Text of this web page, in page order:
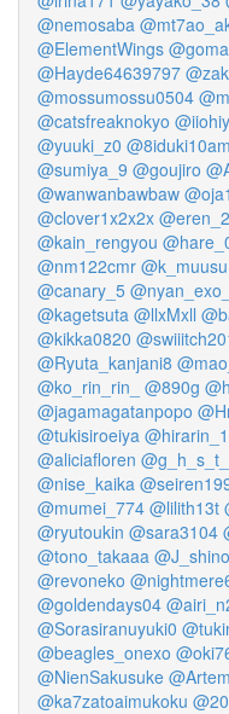
@nemosaba
@ElementWings
@Hayde64639797
@mossumossu0504
@catsfreaknokyo
@yuuki_z0
@sumiya_9 @goujiro
@wanwanbawbaw
@clover1x2x2x
@kain_rengyou
@nm122cmr @k_muusu
@canary_5
@kagetsuta @llxMxll
@kikka0820
@Ryuta_kanjani8
@ko_rin_rin_
@890g
@jagamagatanpopo
@tukisiroeiya
@aliciafloren
@nise_kaika
@mumei_774 @lilith13t
@ryutoukin @sara3104
@tono_takaaa
@revoneko
@goldendays04
@Sorasiranuyuki0
@beagles_onexo
@NienSakusuke
@ka7zatoaimukoku